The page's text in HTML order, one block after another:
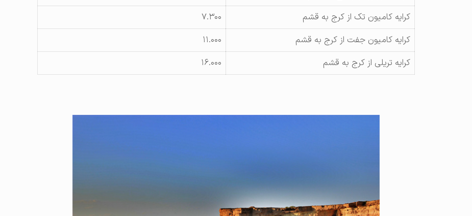
کرایه کامیون تک از کرج به قشم
۷.۳۰۰
کرایه کامیون جفت از کرج به قشم
۱۱.۰۰۰
کرایه تریلی از کرج به قشم
۱۶.۰۰۰